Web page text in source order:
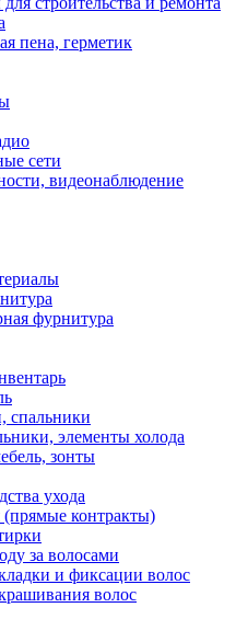
пена, герметик
сети
видеонаблюдение
фурнитура
спальники
элементы холода
зонты
ухода
контракты)
за волосами
и фиксации волос
волос